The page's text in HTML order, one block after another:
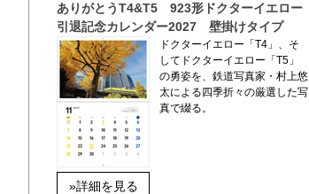
ありがとうT4&T5 923形ドクターイエロー
引退記念カレンダー2027 壁掛けタイプ
»詳細を見る
ドクターイエロー「T4」、そ
してドクターイエロー「T5」
の勇姿を、鉄道写真家・村上悠
太による四季折々の厳選した写
真で綴る。